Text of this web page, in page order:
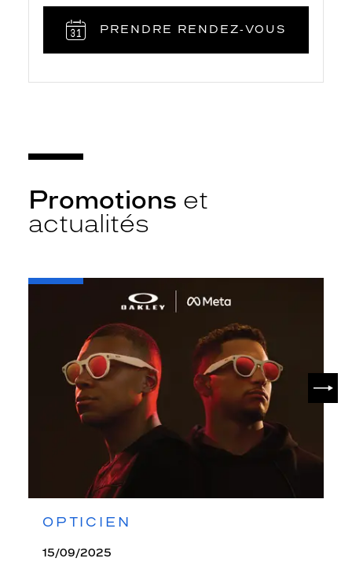
PRENDRE RENDEZ‑VOUS
Promotions et
actualités
OPTICIEN
15/09/2025
-